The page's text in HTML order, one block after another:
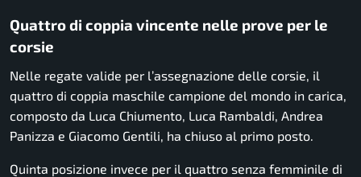
Quattro di coppia vincente nelle prove per le
corsie
Nelle regate valide per l’assegnazione delle corsie, il
quattro di coppia maschile campione del mondo in carica,
composto da Luca Chiumento, Luca Rambaldi, Andrea
Panizza e Giacomo Gentili, ha chiuso al primo posto.
Quinta posizione invece per il quattro senza femminile di